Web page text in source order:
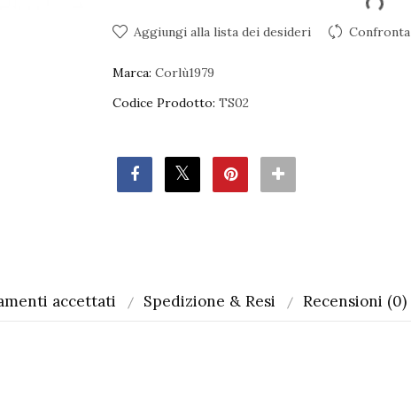
Aggiungi alla lista dei desideri Confronta
Marca: Corlù1979
Codice Prodotto: TS02
accettati Spedizione & Resi Recensioni (0)